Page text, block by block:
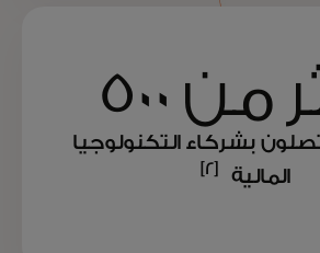
من 500
بشركاء التكنولوجيا
المالية